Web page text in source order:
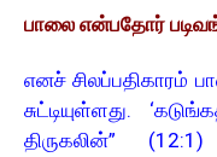
பாலை என்பதோர்
எனச் சிலப்பதிகாரம்
சுட்டியுள்ளது.
திருகலின்”